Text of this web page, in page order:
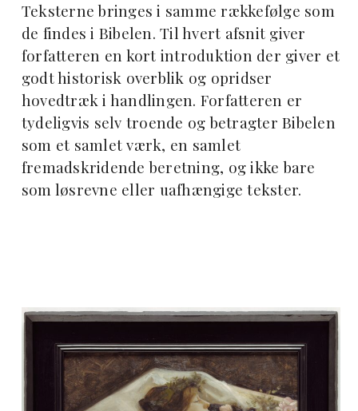
Teksterne bringes i samme rækkefølge som
de findes i Bibelen. Til hvert afsnit giver
forfatteren en kort introduktion der giver et
godt historisk overblik og opridser
hovedtræk i handlingen. Forfatteren er
tydeligvis selv troende og betragter Bibelen
som et samlet værk, en samlet
fremadskridende beretning, og ikke bare
som løsrevne eller uafhængige tekster.